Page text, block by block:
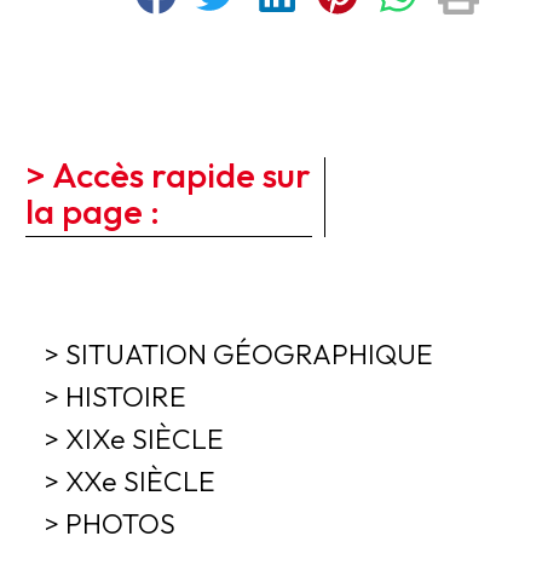
> Accès rapide sur
la page :
> SITUATION GÉOGRAPHIQUE
> HISTOIRE
> XIXe SIÈCLE
> XXe SIÈCLE
> PHOTOS